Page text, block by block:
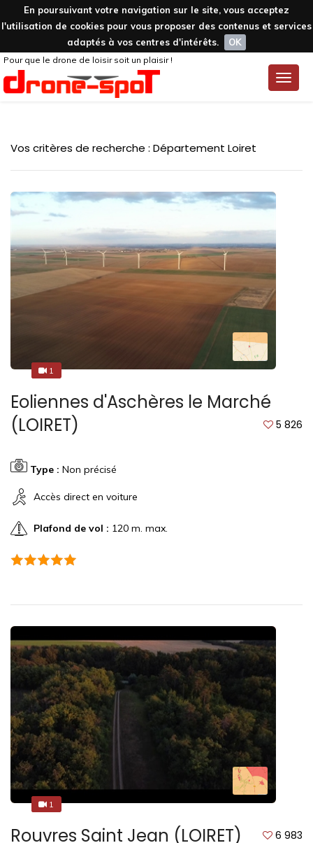
En poursuivant votre navigation sur le site, vous acceptez
l'utilisation de cookies pour vous proposer des contenus et services
adaptés à vos centres d'intérêts.
OK
Toggle
Pour que le drone de loisir soit un plaisir !
Vos critères de recherche : Département Loiret
11
Eoliennes d'Aschères le Marché
(LOIRET)
5 826
Type : Non précisé
Accès direct en voiture
Plafond de vol : 120 m. max.
1
1
Rouvres Saint Jean (LOIRET) 6 983